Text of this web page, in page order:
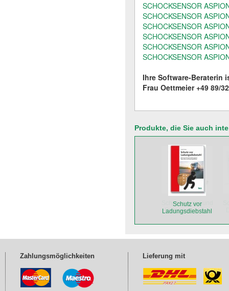
SCHOCKSENSOR
SCHOCKSENSOR
SCHOCKSENSOR
SCHOCKSENSOR
SCHOCKSENSOR
SCHOCKSENSOR
Ihre Software-Beraterin
Frau Oettmeier +49 89/
Produkte, die Sie auch
Schocksensor und
Datenlogger 3er
ASPION G-Log
Schutz vor
Ladungsdiebstahl
Zahlungsmöglichkeiten Lieferung mit